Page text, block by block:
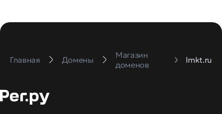
Главная Домены
Магазин
доменов
lmkt.ru